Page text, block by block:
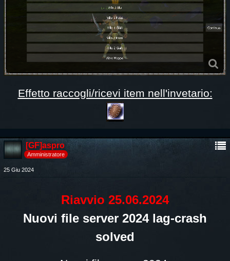
Effetto raccogli/ricevi item nell'invetario:
[GF]aspro
Amministratore
25 Giu 2024
Riavvio 25.06.2024
Nuovi file server 2024 lag-crash
solved